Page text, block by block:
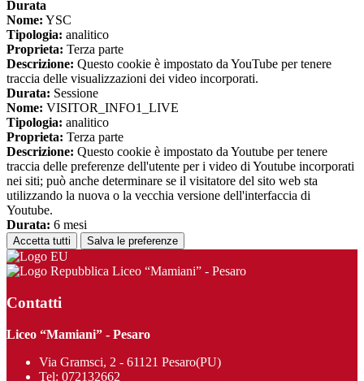
Durata
Nome: YSC
Tipologia: analitico
Proprieta: Terza parte
Descrizione: Questo cookie è impostato da YouTube per tenere
traccia delle visualizzazioni dei video incorporati.
Durata: Sessione
Nome: VISITOR_INFO1_LIVE
Tipologia: analitico
Proprieta: Terza parte
Descrizione: Questo cookie è impostato da Youtube per tenere
traccia delle preferenze dell'utente per i video di Youtube incorporati
nei siti; può anche determinare se il visitatore del sito web sta
utilizzando la nuova o la vecchia versione dell'interfaccia di
Youtube.
Durata: 6 mesi
Accetta tutti Salva le preferenze
Liceo “Mamiani” - Pesaro
Contatti
Liceo “Mamiani” - Pesaro
Via Gramsci, 2 - 61121 Pesaro(PU)
Tel: 072132662